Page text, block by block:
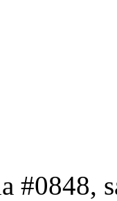
#0848,